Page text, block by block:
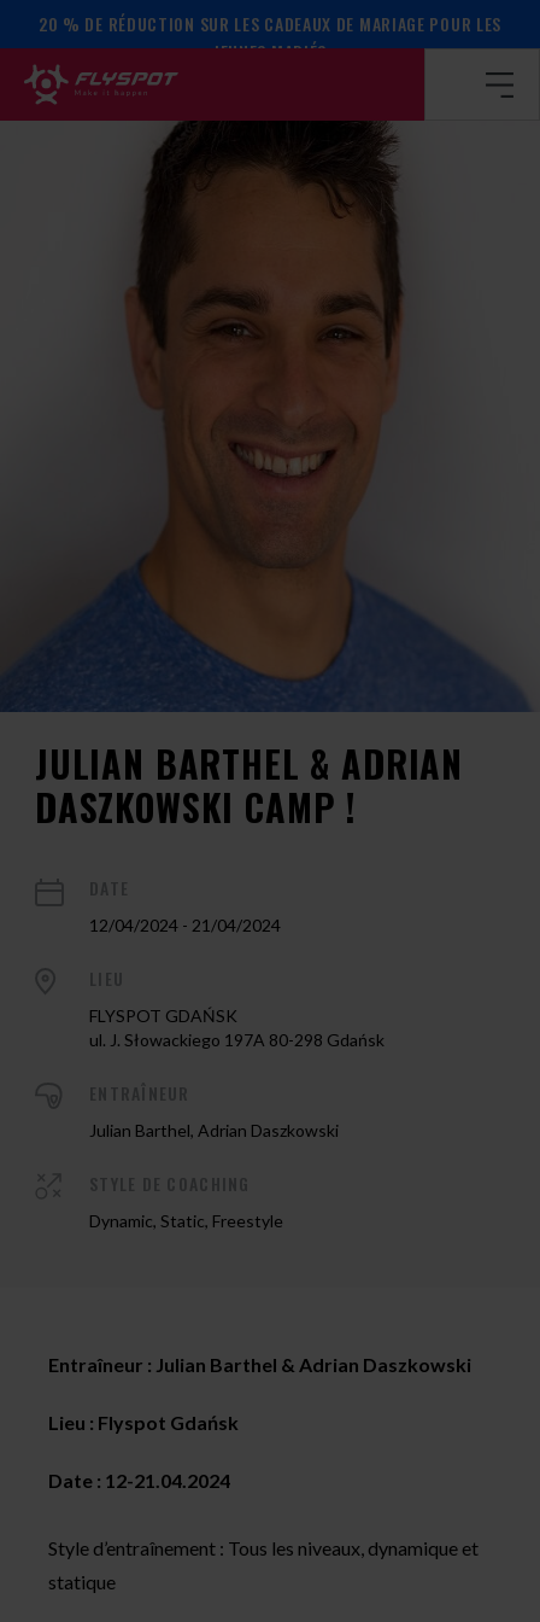
20 % DE RÉDUCTION SUR LES CADEAUX DE MARIAGE POUR LES
JEUNES MARIÉS
Page d’accueil / Calendrier des événements / Julian Barthel
JULIAN BARTHEL & ADRIAN
DASZKOWSKI CAMP !
12/04/2024 - 21/04/2024
FLYSPOT GDAŃSK
ul. J. Słowackiego 197A 80-298 Gdańsk
Julian Barthel, Adrian Daszkowski
Dynamic, Static, Freestyle
Entraîneur : Julian Barthel & Adrian Daszkowski
Lieu : Flyspot Gdańsk
Date : 12-21.04.2024
Style d’entraînement : Tous les niveaux, dynamique et
statique